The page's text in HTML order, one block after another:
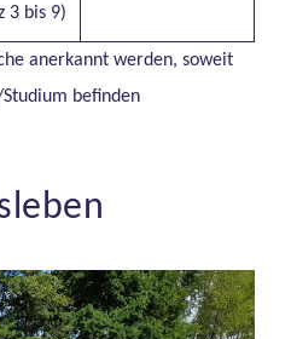
3 bis 9)
anerkannt werden, soweit
befinden